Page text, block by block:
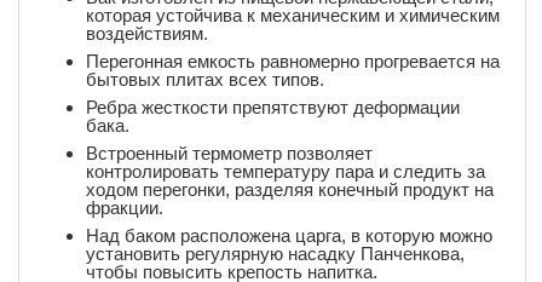
которая устойчива к механическим и химическим
воздействиям.
Перегонная емкость равномерно прогревается на
бытовых плитах всех типов.
Ребра жесткости препятствуют деформации
бака.
Встроенный термометр позволяет
контролировать температуру пара и следить за
ходом перегонки, разделяя конечный продукт на
фракции.
Над баком расположена царга, в которую можно
установить регулярную насадку Панченкова,
чтобы повысить крепость напитка.